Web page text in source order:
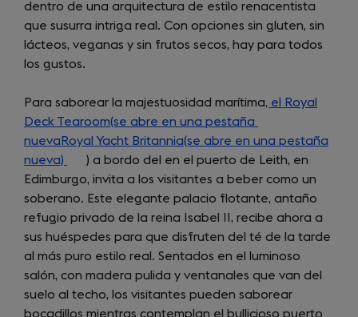
in
a
new
dentro de una arquitectura de estilo renacentista
que susurra intriga real. Con opciones sin gluten, sin
lácteos, veganas y sin frutos secos, hay para todos
los gustos.
Para saborear la majestuosidad marítima, el Royal
Deck Tearoom(se abre en una pestaña
in
a
new
tab)
nuevaRoyal Yacht Britannia(se abre en una pestaña
nueva)
(opens
in
a
new
tab)
) a bordo del en el puerto de Leith, en
Edimburgo, invita a los visitantes a beber como un
soberano. Este elegante palacio flotante, antaño
refugio privado de la reina Isabel II, recibe ahora a
sus huéspedes para que disfruten del té de la tarde
al más puro estilo real. Sentados en el luminoso
salón, con madera pulida y ventanales que van del
suelo al techo, los visitantes pueden saborear
bocadillos mientras contemplan el bullicioso puerto